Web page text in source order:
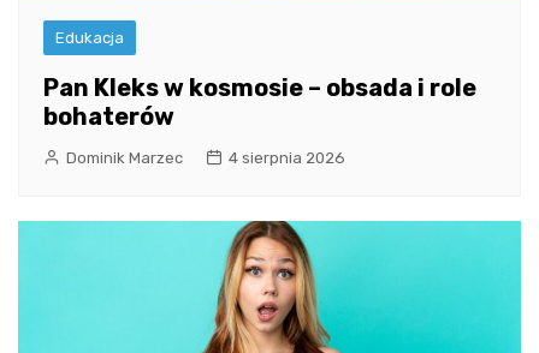
Edukacja
Pan Kleks w kosmosie – obsada i role
bohaterów
Dominik Marzec 4 sierpnia 2026